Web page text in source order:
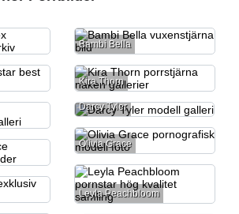
Bambi Bella
Kira Thorn
Darcy Tyler
Olivia Grace
Leyla Peachbloom